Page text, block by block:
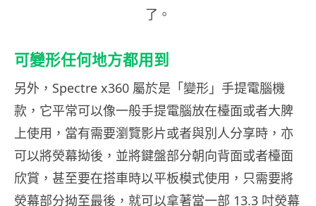
了。
可變形任何地方都用到
另外，Spectre x360 屬於是「變形」手提電腦機
款，它平常可以像一般手提電腦放在檯面或者大脾
上使用，當有需要瀏覽影片或者與別人分享時，亦
可以將熒幕拗後，並將鍵盤部分朝向背面或者檯面
欣賞，甚至要在搭車時以平板模式使用，只需要將
熒幕部分拗至最後，就可以拿著當一部 13.3 吋熒幕